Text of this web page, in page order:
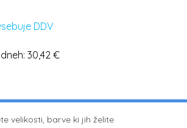
DDV
30,42 €
velikosti, barve ki jih želite